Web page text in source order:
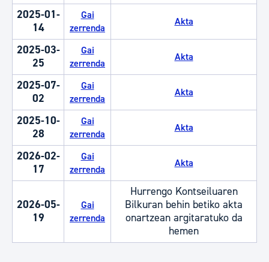
2025-01-
14
Gai
zerrenda
Akta
2025-03-
25
Gai
zerrenda
Akta
2025-07-
02
Gai
zerrenda
Akta
2025-10-
28
Gai
zerrenda
Akta
2026-02-
17
Gai
zerrenda
Akta
2026-05-
19
Gai
zerrenda
Hurrengo Kontseiluaren
Bilkuran behin betiko akta
onartzean argitaratuko da
hemen